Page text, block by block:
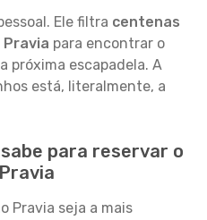
Ele filtra centenas
para encontrar o
próxima escapadela. A
está, literalmente, a
para reservar o
Pravia seja a mais